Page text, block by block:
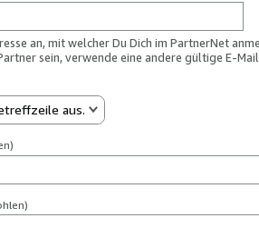
an, mit welcher Du Dich im PartnerNet
sein, verwende eine andere gültige E-
aus.